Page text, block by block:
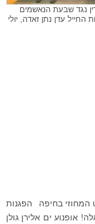
נגד שבעת הנאשמים
עדן נתן זאדה, יולי
בחיפה
הפגנות
אופנוע ים אלירן גולן